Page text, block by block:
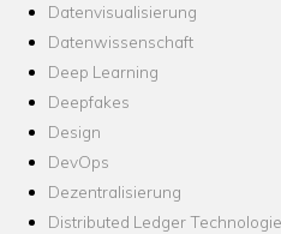
Datenvisualisierung
Datenwissenschaft
Deep Learning
Deepfakes
Design
DevOps
Dezentralisierung
Distributed Ledger Technologie